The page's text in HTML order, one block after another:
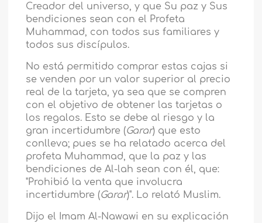
Creador del universo, y que Su paz y Sus
bendiciones sean con el Profeta
Muhammad, con todos sus familiares y
todos sus discípulos.
No está permitido comprar estas cajas si
se venden por un valor superior al precio
real de la tarjeta, ya sea que se compren
con el objetivo de obtener las tarjetas o
los regalos. Esto se debe al riesgo y la
gran incertidumbre (Garar) que esto
conlleva; pues se ha relatado acerca del
profeta Muhammad, que la paz y las
bendiciones de Al-lah sean con él, que:
"Prohibió la venta que involucra
incertidumbre (Garar)". Lo relató Muslim.
Dijo el Imam Al-Nawawi en su explicación